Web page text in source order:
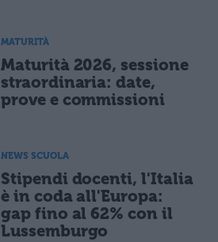
MATURITÀ
Maturità 2026, sessione
straordinaria: date,
prove e commissioni
NEWS SCUOLA
Stipendi docenti, l'Italia
è in coda all'Europa:
gap fino al 62% con il
Lussemburgo